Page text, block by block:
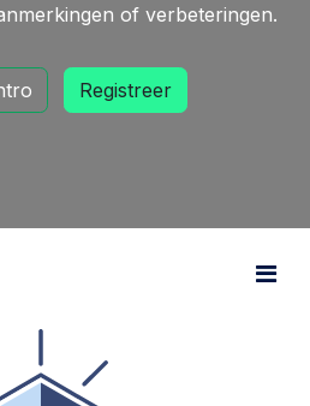
of verbeteringen.
Registreer